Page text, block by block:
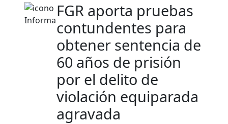
FGR aporta pruebas
contundentes para
obtener sentencia de
60 años de prisión
por el delito de
violación equiparada
agravada